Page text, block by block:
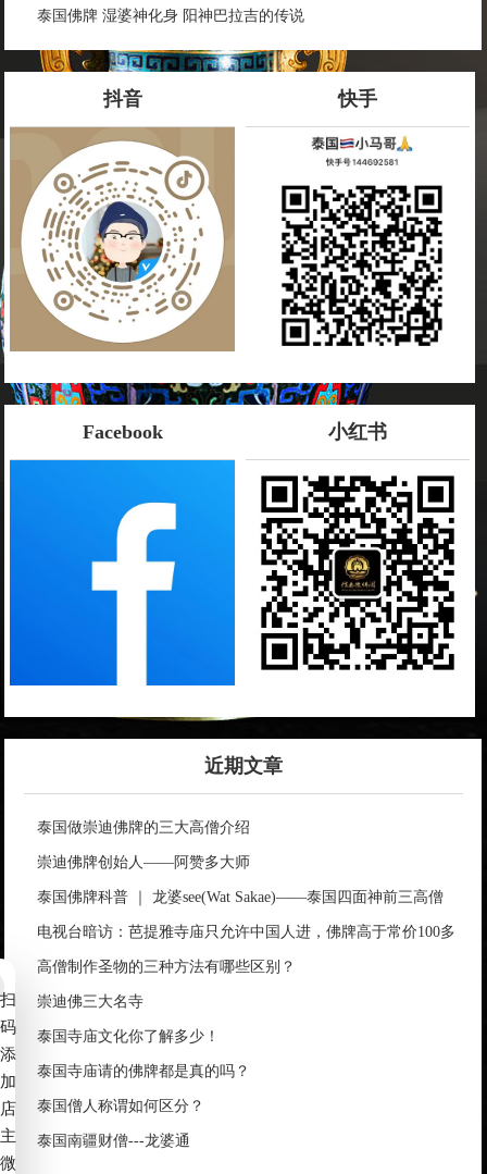
泰国佛牌 湿婆神化身 阳神巴拉吉的传说
抖音 快手
Facebook 小红书
近期文章
泰国做崇迪佛牌的三大高僧介绍
崇迪佛牌创始人——阿赞多大师
泰国佛牌科普 ｜ 龙婆see(Wat Sakae)——泰国四面神前三高僧
电视台暗访：芭提雅寺庙只允许中国人进，佛牌高于常价100多
倍！
高僧制作圣物的三种方法有哪些区别？
崇迪佛三大名寺
泰国寺庙文化你了解多少！
泰国寺庙请的佛牌都是真的吗？
泰国僧人称谓如何区分？
泰国南疆财僧---龙婆通
扫
码
添
加
店
主
微